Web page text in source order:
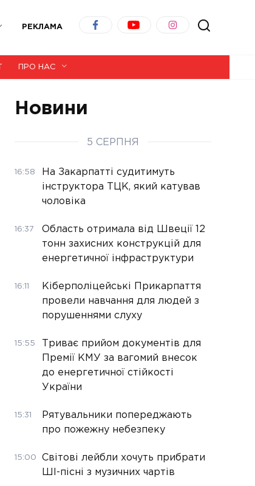
РЕКЛАМА
ПРО НАС
Новини
5 СЕРПНЯ
16:58
На Закарпатті судитимуть
інструктора ТЦК, який катував
чоловіка
16:37
Область отримала від Швеції 12
тонн захисних конструкцій для
енергетичної інфраструктури
16:11
Кіберполіцейські Прикарпаття
провели навчання для людей з
порушеннями слуху
15:55
Триває прийом документів для
Премії КМУ за вагомий внесок
до енергетичної стійкості
України
15:31
Рятувальники попереджають
про пожежну небезпеку
15:00
Світові лейбли хочуть прибрати
ШІ-пісні з музичних чартів